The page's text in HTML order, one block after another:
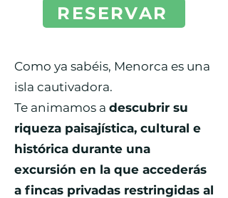
RESERVAR
Como ya sabéis, Menorca es una
isla cautivadora.
Te animamos a descubrir su
riqueza paisajística, cultural e
histórica durante una
excursión en la que accederás
a fincas privadas restringidas al